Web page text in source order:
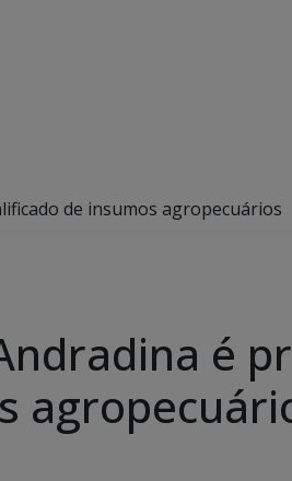
de insumos agropecuários
é